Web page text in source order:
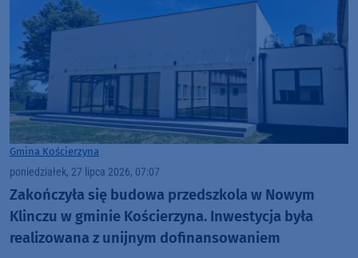
Gmina Kościerzyna
poniedziałek, 27 lipca 2026, 07:07
Zakończyła się budowa przedszkola w Nowym
Klinczu w gminie Kościerzyna. Inwestycja była
realizowana z unijnym dofinansowaniem